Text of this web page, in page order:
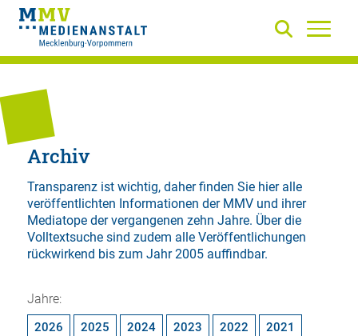
Archiv
Transparenz ist wichtig, daher finden Sie hier alle
veröffentlichten Informationen der MMV und ihrer
Mediatope der vergangenen zehn Jahre. Über die
Volltextsuchesind zudem alle Veröffentlichungen
rückwirkend bis zum Jahr 2005 auffindbar.
Jahre:
2026 2025 2024 2023 2022 2021